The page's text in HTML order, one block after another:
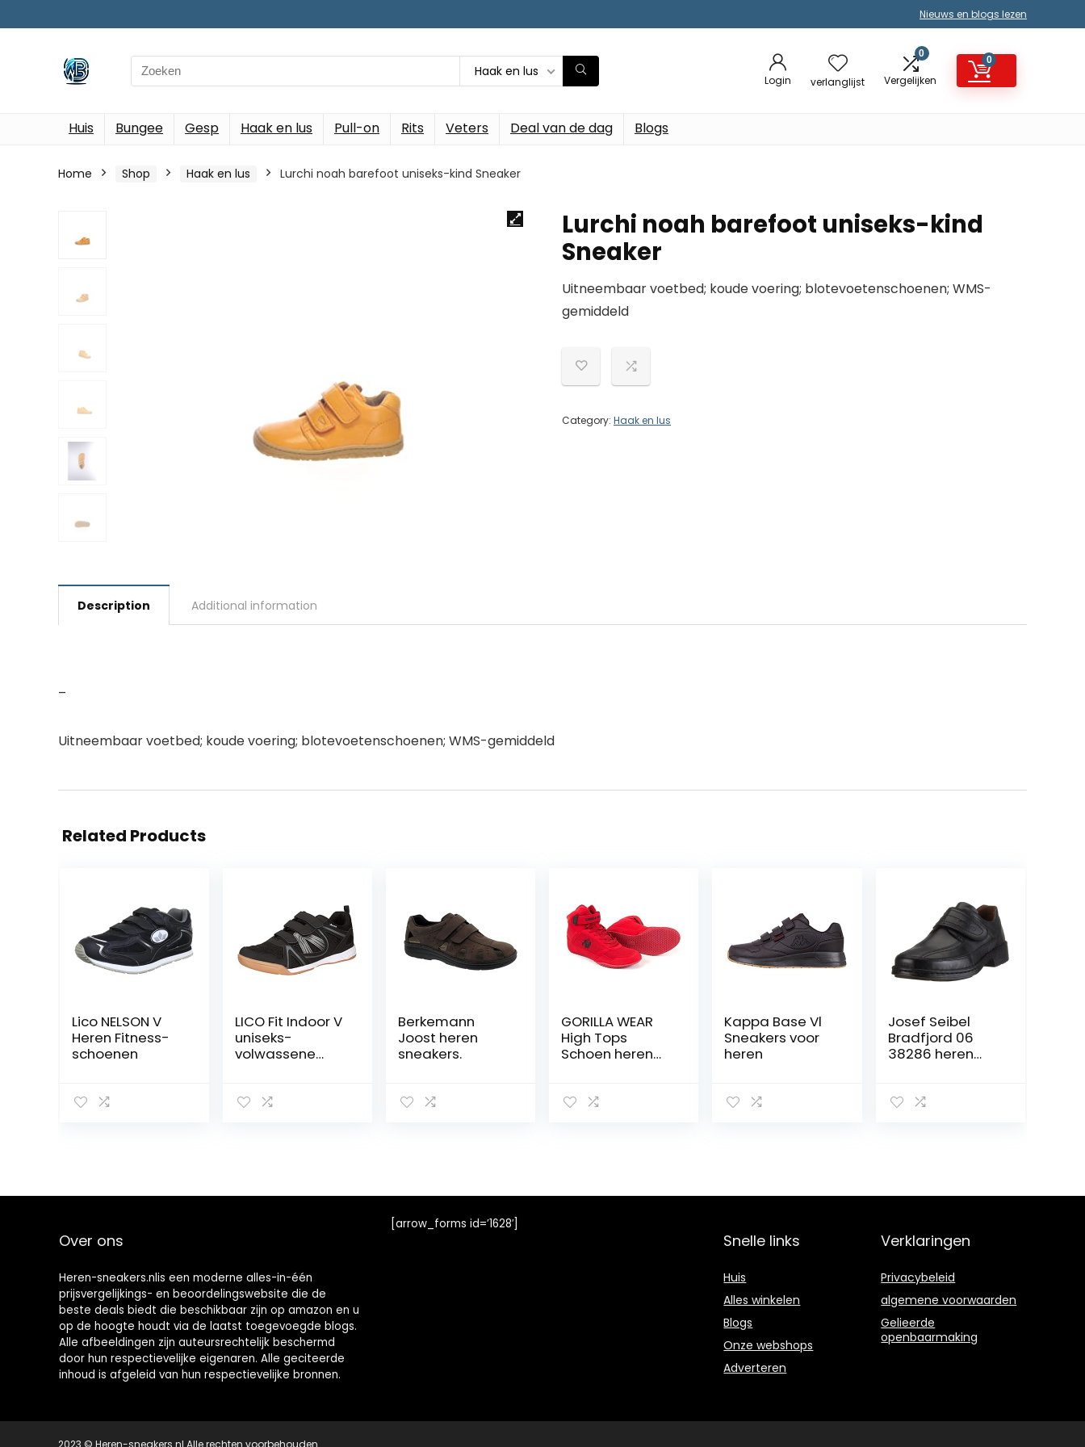
Nieuws en blogs lezen
Search
for:
Haak en lus
Login verlanglijst
0
Vergelijken
0
Huis Bungee Gesp Haak en lus Pull-on Rits Veters Deal van de dag Blogs
Home Shop Haak en lus Lurchi noah barefoot uniseks-kind Sneaker
Lurchi noah barefoot uniseks-kind
Sneaker
Uitneembaar voetbed; koude voering; blotevoetenschoenen; WMS-
gemiddeld
Category: Haak en lus
Description Additional information
–
Uitneembaar voetbed; koude voering; blotevoetenschoenen; WMS-gemiddeld
Related Products
Lico NELSON V
Heren Fitness-
schoenen
LICO Fit Indoor V
uniseks-
volwassene
Berkemann
Joost heren
sneakers.
GORILLA WEAR
High Tops
Schoen heren
Kappa Base Vl
Sneakers voor
heren
Josef Seibel
Bradfjord 06
38286 heren
Over ons
Heren-sneakers.nlis een moderne alles-in-één
prijsvergelijkings- en beoordelingswebsite die de
beste deals biedt die beschikbaar zijn op amazon en u
op de hoogte houdt via de laatst toegevoegde blogs.
Alle afbeeldingen zijn auteursrechtelijk beschermd
door hun respectievelijke eigenaren. Alle geciteerde
inhoud is afgeleid van hun respectievelijke bronnen.
[arrow_forms id=’1628′]
Snelle links
Huis
Alles winkelen
Blogs
Onze webshops
Adverteren
Verklaringen
Privacybeleid
algemene voorwaarden
Gelieerde
openbaarmaking